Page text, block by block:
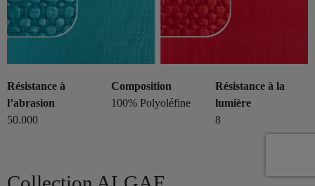
Résistance à
l’abrasion
50.000
Composition
100% Polyoléfine
Résistance à la
lumière
8